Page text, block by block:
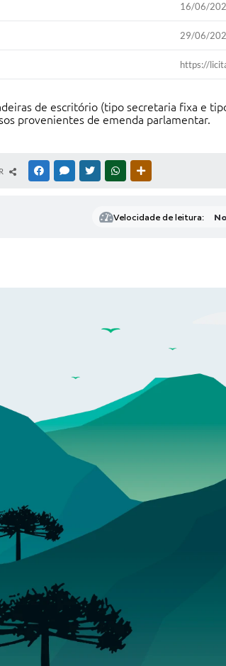
16/06/
29/06/
https://
de escritório (tipo secretaria fixa e
provenientes de emenda parlamentar.
FACEBOOKMESSENGER
TWITTERWHATSAPP
Velocidade de leitura: